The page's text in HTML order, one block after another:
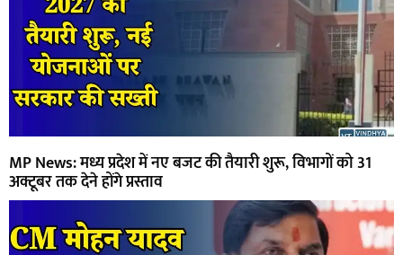
MP News: मध्य प्रदेश में नए बजट की तैयारी शुरू, विभागों को 31
अक्टूबर तक देने होंगे प्रस्ताव